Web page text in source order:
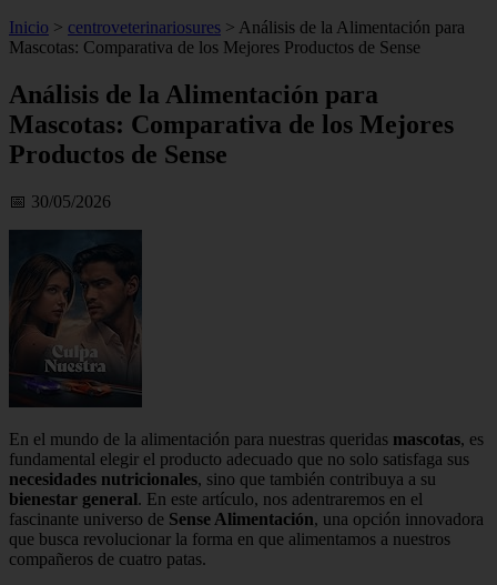
Inicio > centroveterinariosures > Análisis de la Alimentación para
Mascotas: Comparativa de los Mejores Productos de Sense
Análisis de la Alimentación para
Mascotas: Comparativa de los Mejores
Productos de Sense
📅 30/05/2026
En el mundo de la alimentación para nuestras queridas mascotas, es
fundamental elegir el producto adecuado que no solo satisfaga sus
necesidades nutricionales, sino que también contribuya a su
bienestar general. En este artículo, nos adentraremos en el
fascinante universo de Sense Alimentación, una opción innovadora
que busca revolucionar la forma en que alimentamos a nuestros
compañeros de cuatro patas.